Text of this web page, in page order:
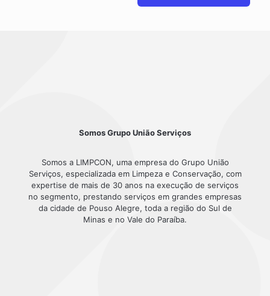
Somos Grupo União Serviços
Somos a LIMPCON, uma empresa do Grupo União
Serviços, especializada em Limpeza e Conservação, com
expertise de mais de 30 anos na execução de serviços
no segmento, prestando serviços em grandes empresas
da cidade de Pouso Alegre, toda a região do Sul de
Minas e no Vale do Paraíba.